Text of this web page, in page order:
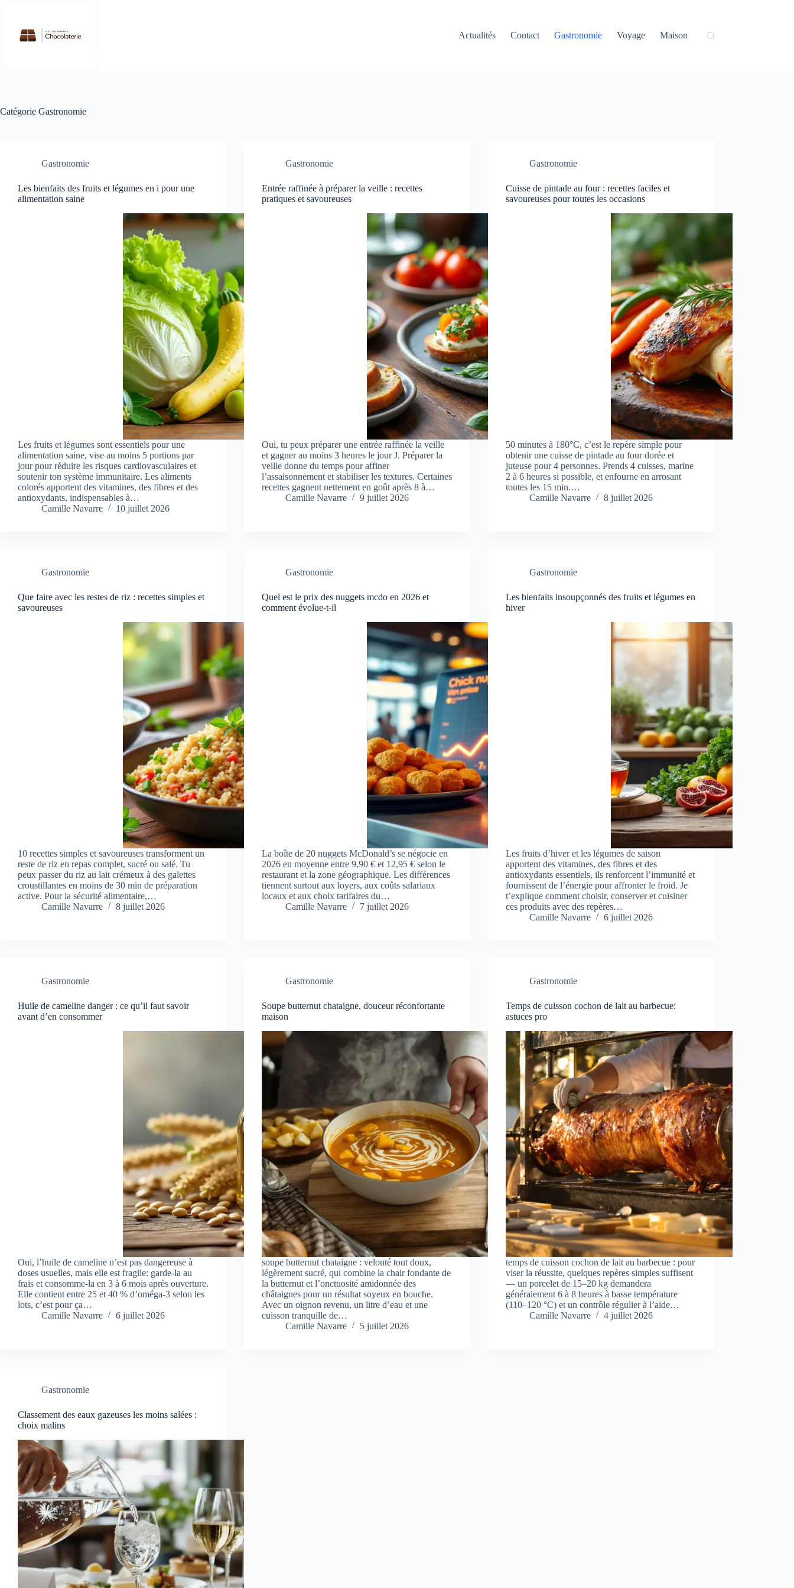
Actualités
Contact Gastronomie Voyage Maison
Catégorie Gastronomie
Gastronomie
Les bienfaits des fruits et légumes en i pour une
alimentation saine
Les fruits et légumes sont essentiels pour une
alimentation saine, vise au moins 5 portions par
jour pour réduire les risques cardiovasculaires et
soutenir ton système immunitaire. Les aliments
colorés apportent des vitamines, des fibres et des
antioxydants, indispensables à…
Camille Navarre
10 juillet 2026
Gastronomie
Entrée raffinée à préparer la veille : recettes
pratiques et savoureuses
Oui, tu peux préparer une entrée raffinée la veille
et gagner au moins 3 heures le jour J. Préparer la
veille donne du temps pour affiner
l’assaisonnement et stabiliser les textures. Certaines
recettes gagnent nettement en goût après 8 à…
Camille Navarre
9 juillet 2026
Gastronomie
Cuisse de pintade au four : recettes faciles et
savoureuses pour toutes les occasions
50 minutes à 180°C, c’est le repère simple pour
obtenir une cuisse de pintade au four dorée et
juteuse pour 4 personnes. Prends 4 cuisses, marine
2 à 6 heures si possible, et enfourne en arrosant
toutes les 15 min.…
Camille Navarre
8 juillet 2026
Gastronomie
Que faire avec les restes de riz : recettes simples et
savoureuses
10 recettes simples et savoureuses transforment un
reste de riz en repas complet, sucré ou salé. Tu
peux passer du riz au lait crémeux à des galettes
croustillantes en moins de 30 min de préparation
active. Pour la sécurité alimentaire,…
Camille Navarre
8 juillet 2026
Gastronomie
Quel est le prix des nuggets mcdo en 2026 et
comment évolue-t-il
La boîte de 20 nuggets McDonald’s se négocie en
2026 en moyenne entre 9,90 € et 12,95 € selon le
restaurant et la zone géographique. Les différences
tiennent surtout aux loyers, aux coûts salariaux
locaux et aux choix tarifaires du…
Camille Navarre
7 juillet 2026
Gastronomie
Les bienfaits insoupçonnés des fruits et légumes en
hiver
Les fruits d’hiver et les légumes de saison
apportent des vitamines, des fibres et des
antioxydants essentiels, ils renforcent l’immunité et
fournissent de l’énergie pour affronter le froid. Je
t’explique comment choisir, conserver et cuisiner
ces produits avec des repères…
Camille Navarre
6 juillet 2026
Gastronomie
Huile de cameline danger : ce qu’il faut savoir
avant d’en consommer
Oui, l’huile de cameline n’est pas dangereuse à
doses usuelles, mais elle est fragile: garde-la au
frais et consomme-la en 3 à 6 mois après ouverture.
Elle contient entre 25 et 40 % d’oméga‑3 selon les
lots, c’est pour ça…
Camille Navarre
6 juillet 2026
Gastronomie
Soupe butternut chataigne, douceur réconfortante
maison
soupe butternut chataigne : velouté tout doux,
légèrement sucré, qui combine la chair fondante de
la butternut et l’onctuosité amidonnée des
châtaignes pour un résultat soyeux en bouche.
Avec un oignon revenu, un litre d’eau et une
cuisson tranquille de…
Camille Navarre
5 juillet 2026
Gastronomie
Temps de cuisson cochon de lait au barbecue:
astuces pro
temps de cuisson cochon de lait au barbecue : pour
viser la réussite, quelques repères simples suffisent
— un porcelet de 15–20 kg demandera
généralement 6 à 8 heures à basse température
(110–120 °C) et un contrôle régulier à l’aide…
Camille Navarre
4 juillet 2026
Gastronomie
Classement des eaux gazeuses les moins salées :
choix malins